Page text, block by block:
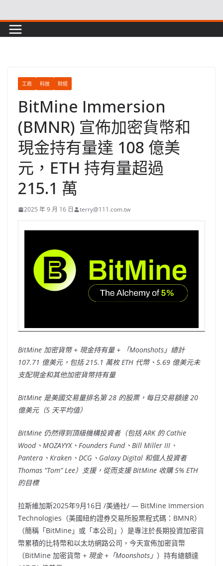
to
content
工商 科技 財經
BitMine Immersion
(BMNR) 宣佈加密貨幣和
現金持有量達 108 億美
元，ETH 持有量超過
215.1 萬
2025 年 9 月 16 日 terry@111.com.tw
BitMine 加密貨幣 + 現金持有量 + 「Moonshots」總計
107.71 億美元，包括 215.1 萬枚 ETH 代幣、5.69 億美元未
支配現金和其他加密貨幣持有量
BitMine 是美國交易量排名第 28 的股票，每日交易額達 20
億美元（5 天平均值）
BitMine 仍然得到頂級機構投資者（包括 ARK 的 Cathie
Wood、MOZAYYX、Founders Fund、Bill Miller III、
Pantera、Kraken、DCG、Galaxy Digital 和個人投資者
Thomas “Tom” Lee）支援，從而支援 BitMine 收購 5% ETH
的目標
拉斯維加斯2025年9月16日 /美通社/ — BitMine Immersion
Technologies（美國紐約證券交易所股票程式碼：BMNR）
（簡稱「BitMine」或「本公司」）是專注於長期投資加密貨
幣累積的比特幣和以太坊網路公司，今天宣佈加密貨幣
（BitMine 加密貨幣 + 現金 +「Moonshots」 ）持有總額達